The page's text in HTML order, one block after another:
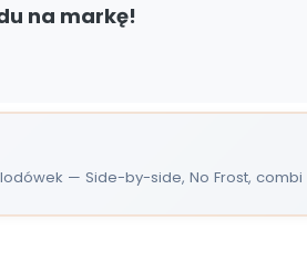
na markę!
— Side-by-side, No Frost, combi